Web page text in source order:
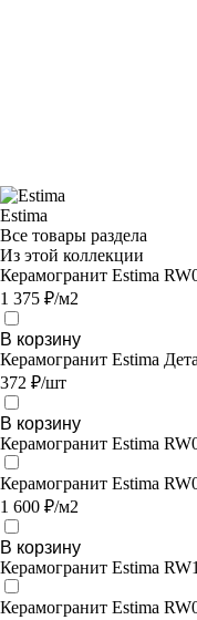
Estima
Все товары раздела
Из этой коллекции
Керамогранит Estima
1 375 ₽/м2
В корзину
Керамогранит Estima
372 ₽/шт
В корзину
Керамогранит Estima
Керамогранит Estima
1 600 ₽/м2
В корзину
Керамогранит Estima
Керамогранит Estima